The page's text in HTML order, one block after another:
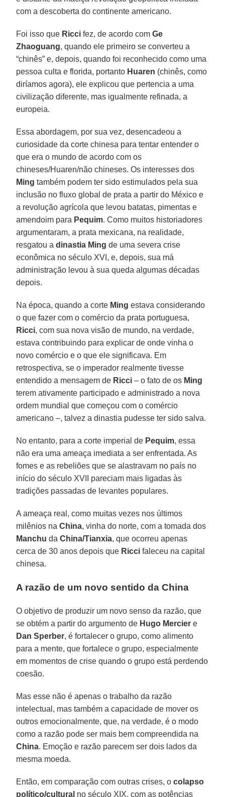
com a descoberta do continente americano.
Foi isso que Ricci fez, de acordo comGe
Zhaoguang, quando ele primeiro se converteu a
“chinês” e, depois, quando foi reconhecido como uma
pessoa culta e florida, portanto Huaren (chinês, como
diríamos agora), ele explicou que pertencia a uma
civilização diferente, mas igualmente refinada, a
europeia.
Essa abordagem, por sua vez, desencadeou a
curiosidade da corte chinesa para tentar entender o
que era o mundo de acordo com os
chineses/Huaren/não chineses. Os interesses dos
Ming também podem ter sido estimulados pela sua
inclusão no fluxo global de prata a partir do México e
a revolução agrícola que levou batatas, pimentas e
amendoim para Pequim. Como muitos historiadores
argumentaram, a prata mexicana, na realidade,
resgatou adinastia Ming de uma severa crise
econômica no século XVI, e, depois, sua má
administração levou à sua queda algumas décadas
depois.
Na época, quando a corte Ming estava considerando
o que fazer com o comércio da prata portuguesa,
Ricci, com sua nova visão de mundo, na verdade,
estava contribuindo para explicar de onde vinha o
novo comércio e o que ele significava. Em
retrospectiva, se o imperador realmente tivesse
entendido a mensagem de Ricci – o fato de os Ming
terem ativamente participado e administrado a nova
ordem mundial que começou com o comércio
americano –, talvez a dinastia pudesse ter sido salva.
No entanto, para a corte imperial de Pequim, essa
não era uma ameaça imediata a ser enfrentada. As
fomes e as rebeliões que se alastravam no país no
início do século XVII pareciam mais ligadas às
tradições passadas de levantes populares.
A ameaça real, como muitas vezes nos últimos
milênios naChina, vinha do norte, com a tomada dos
Manchu daChina/Tianxia, que ocorreu apenas
cerca de 30 anos depois que Ricci faleceu na capital
chinesa.
A razão de um novo sentido da China
O objetivo de produzir um novo senso da razão, que
se obtém a partir do argumento de Hugo Mercier e
Dan Sperber, é fortalecer o grupo, como alimento
para a mente, que fortalece o grupo, especialmente
em momentos de crise quando o grupo está perdendo
coesão.
Mas esse não é apenas o trabalho da razão
intelectual, mas também a capacidade de mover os
outros emocionalmente, que, na verdade, é o modo
como a razão pode ser mais bem compreendida na
China. Emoção e razão parecem ser dois lados da
mesma moeda.
Então, em comparação com outras crises, ocolapso
político/cultural no século XIX, com as potências